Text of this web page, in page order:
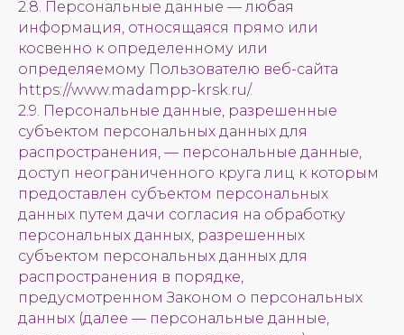
2.8. Персональные данные — любая
информация, относящаяся прямо или
косвенно к определенному или
определяемому Пользователю веб-сайта
https://www.madampp-krsk.ru/.
2.9. Персональные данные, разрешенные
субъектом персональных данных для
распространения, — персональные данные,
доступ неограниченного круга лиц к которым
предоставлен субъектом персональных
данных путем дачи согласия на обработку
персональных данных, разрешенных
субъектом персональных данных для
распространения в порядке,
предусмотренном Законом о персональных
данных (далее — персональные данные,